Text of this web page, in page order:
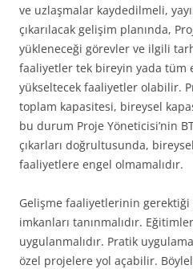
ve uzlaşmalar kaydedilmeli,
çıkarılacak gelişim planında,
yükleneceği görevler ve ilgili
faaliyetler tek bireyin yada tüm
yükseltecek faaliyetler olabilir.
toplam kapasitesi, bireysel
bu durum Proje Yöneticisi’nin
çıkarları doğrultusunda,
faaliyetlere engel olmamalıdır.
Gelişme faaliyetlerinin
imkanları tanınmalıdır.
uygulanmalıdır. Pratik
özel projelere yol açabilir.